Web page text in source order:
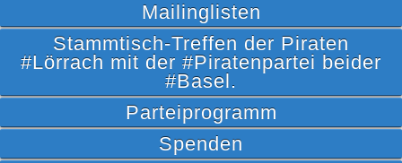
Mailinglisten
Stammtisch-Treffen der Piraten
#Lörrach mit der #Piratenpartei beider
#Basel.
Parteiprogramm
Spenden